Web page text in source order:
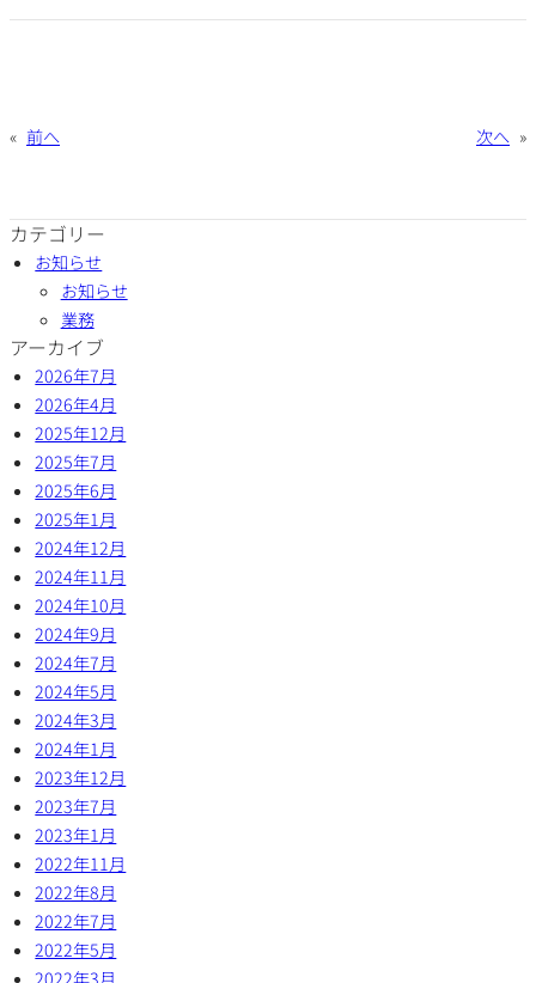
« 前へ 次へ »
カテゴリー
お知らせ
お知らせ
業務
アーカイブ
2026年7月
2026年4月
2025年12月
2025年7月
2025年6月
2025年1月
2024年12月
2024年11月
2024年10月
2024年9月
2024年7月
2024年5月
2024年3月
2024年1月
2023年12月
2023年7月
2023年1月
2022年11月
2022年8月
2022年7月
2022年5月
2022年3月